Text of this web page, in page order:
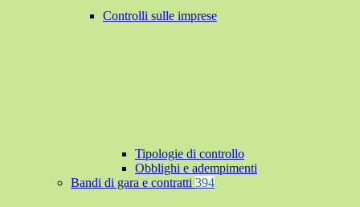
Controlli sulle imprese
Tipologie di controllo
Obblighi e adempimenti
Bandi di gara e contratti 394